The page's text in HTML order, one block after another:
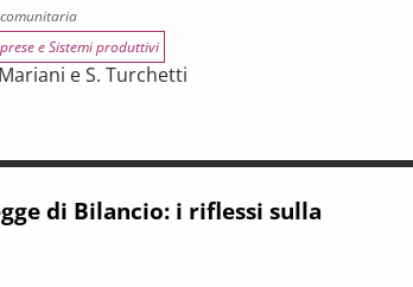
e Sistemi produttivi
e S. Turchetti
spiazzamento dell’attività agricola
di Bilancio: i riflessi sulla